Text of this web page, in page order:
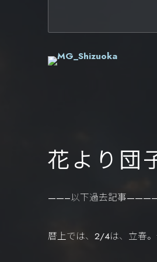
花より団
——–以下過去記事
暦上では、2/4は、立春